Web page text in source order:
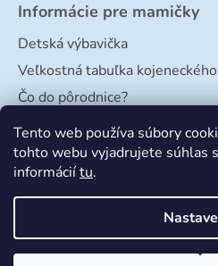
Tento web používa súbory
tohto webu vyjadrujete súhlas
informáciítu.
Informácie pre mamičky
Detská výbavička
Veľkostná tabuľka
Čo do pôrodnice?
Veľkostná tabuľka papučiek